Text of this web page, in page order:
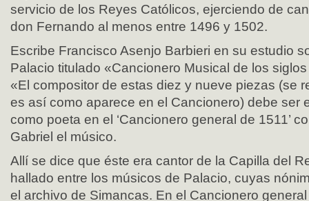
servicio de los Reyes Católicos, ejerciendo de
don Fernando al menos entre 1496 y 1502.
Escribe Francisco Asenjo Barbieri en su estudio
Palacio titulado «Cancionero Musical de los
«El compositor de estas diez y nueve piezas (se
es así como aparece en el Cancionero) debe ser
como poeta en el ‘Cancionero general de 1511’
Gabriel el músico.
Allí se dice que éste era cantor de la Capilla del
hallado entre los músicos de Palacio, cuyas
el archivo de Simancas. En el Cancionero